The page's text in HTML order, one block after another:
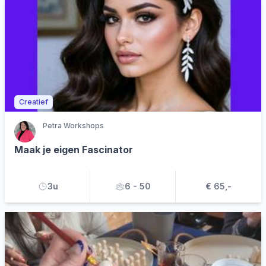
Creatief
Petra Workshops
Maak je eigen Fascinator
3u 6 - 50 € 65,-